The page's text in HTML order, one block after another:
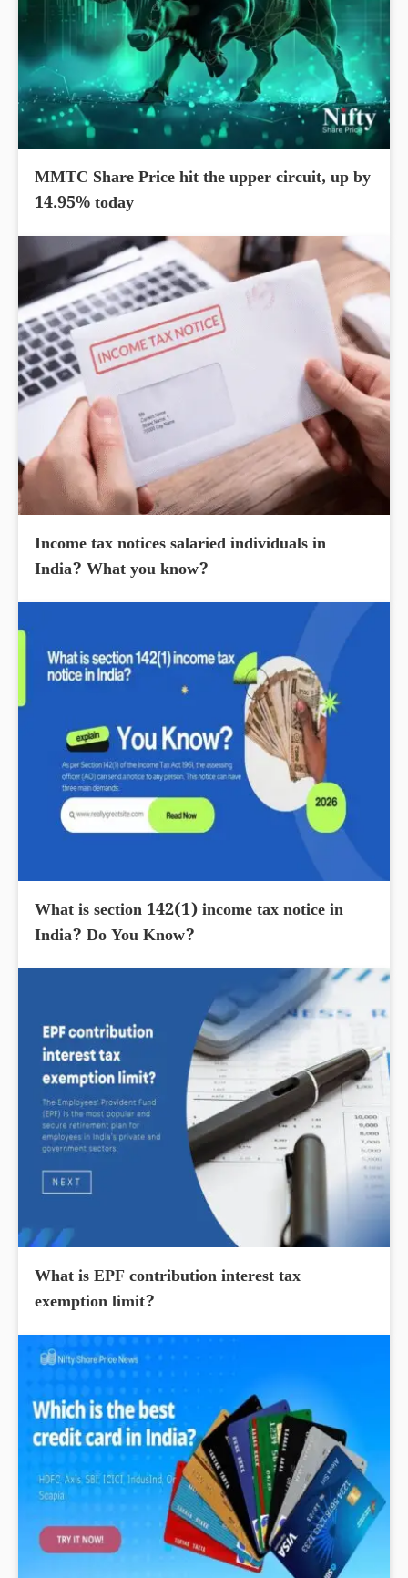
MMTC Share Price hit the upper circuit, up by
14.95% today
Income tax notices salaried individuals in
India? What you know?
What is section 142(1) income tax notice in
India? Do You Know?
What is EPF contribution interest tax
exemption limit?